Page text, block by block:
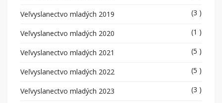
Veľvyslanectvo mladých 2019 (3 )
Veľvyslanectvo mladých 2020 (1 )
Veľvyslanectvo mladých 2021 (5 )
Veľvyslanectvo mladých 2022 (5 )
Veľvyslanectvo mladých 2023 (3 )